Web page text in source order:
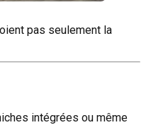
pas seulement la
intégrées ou même